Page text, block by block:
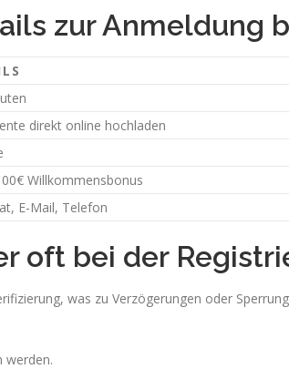
zur Anmeldung
direkt online hochladen
Willkommensbonus
E-Mail, Telefon
oft bei der
was zu Verzögerungen oder
werden.